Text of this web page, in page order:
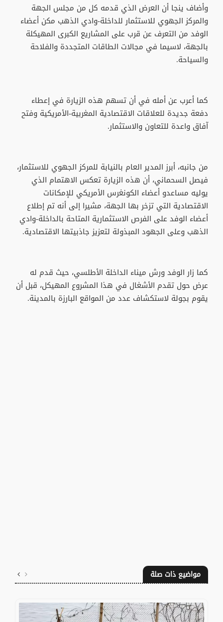
وأضاف ينجا أن العرض الذي قدمه كل من مجلس الجهة
والمركز الجهوي للاستثمار للداخلة-وادي الذهب مكن أعضاء
الوفد من التعرف عن قرب على المشاريع الكبرى المهيكلة
بالجهة، لاسيما في مجالات الطاقات المتجددة والفلاحة
والسياحة.
كما أعرب عن أمله في أن تسهم هذه الزيارة في إعطاء
دفعة جديدة للعلاقات الاقتصادية المغربية-الأمريكية وفتح
آفاق واعدة للتعاون والاستثمار.
من جانبه، أبرز المدير العام بالنيابة للمركز الجهوي للاستثمار،
فيصل السحماني، أن هذه الزيارة تعكس الاهتمام الذي
يوليه مساعدو أعضاء الكونغرس الأمريكي للإمكانات
الاقتصادية التي تزخر بها الجهة، مشيرا إلى أنه تم إطلاع
أعضاء الوفد على الفرص الاستثمارية المتاحة بالداخلة-وادي
الذهب وعلى الجهود المبذولة لتعزيز جاذبيتها الاقتصادية.
كما زار الوفد ورش ميناء الداخلة الأطلسي، حيث قدم له
عرض حول تقدم الأشغال في هذا المشروع المهيكل، قبل أن
يقوم بجولة لاستكشاف عدد من المواقع البارزة بالمدينة.
مواضيع ذات صلة